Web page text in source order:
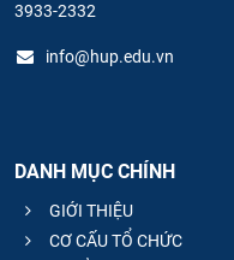
3933-2332
info@hup.edu.vn
DANH MỤC CHÍNH
GIỚI THIỆU
CƠ CẤU TỔ CHỨC